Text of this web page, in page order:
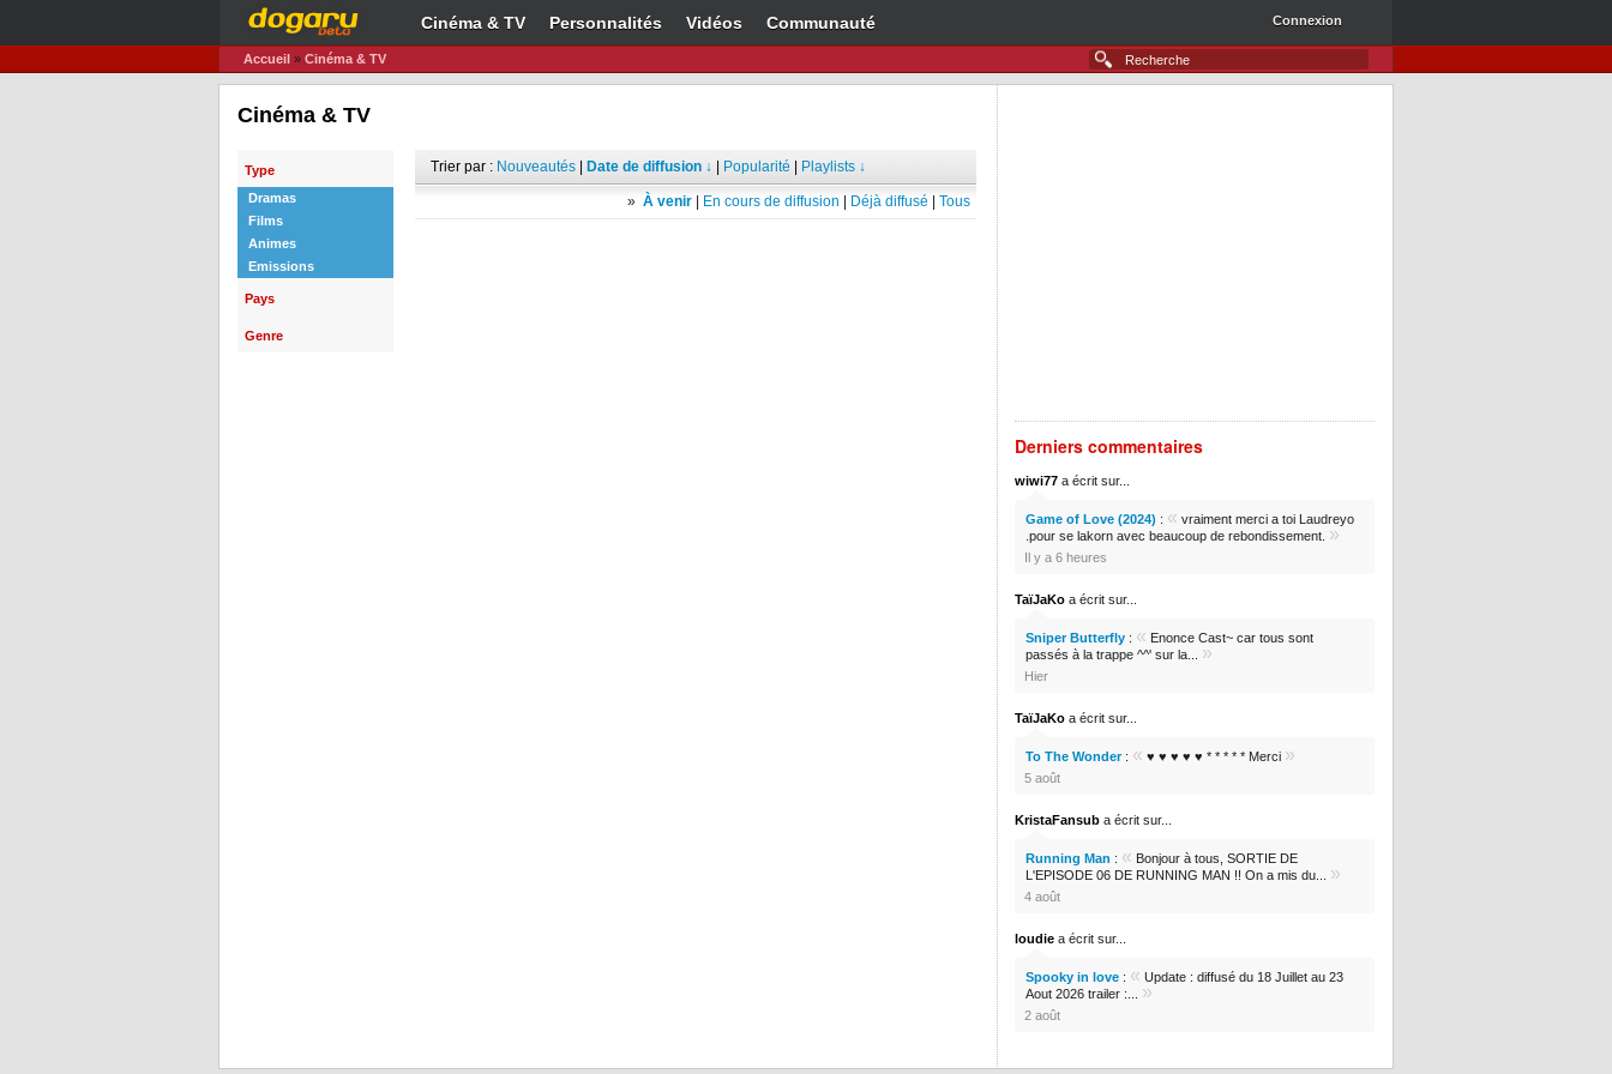
Cinéma & TV Personnalités Vidéos Communauté Connexion
Accueil » Cinéma & TV
Cinéma & TV
Type
Dramas
Films
Animes
Emissions
Pays
Genre
Trier par : Nouveautés Date de diffusion ↓ Popularité Playlists ↓
» À venir En cours de diffusion Déjà diffusé Tous
Derniers commentaires
wiwi77 a écrit sur...
Game of Love (2024) : « vraiment merci a toi Laudreyo
.pour se lakorn avec beaucoup de rebondissement. »
Il y a 6 heures
TaïJaKo a écrit sur...
Sniper Butterfly : « Enonce Cast~ car tous sont
passés à la trappe ^^' sur la... »
Hier
TaïJaKo a écrit sur...
To The Wonder: « ♥ ♥ ♥ ♥ ♥ * * * * * Merci »
5 août
KristaFansub a écrit sur...
Running Man : « Bonjour à tous, SORTIE DE
L'EPISODE 06 DE RUNNING MAN !! On a mis du... »
4 août
loudie a écrit sur...
Spooky in love : « Update : diffusé du 18 Juillet au 23
Aout 2026 trailer :... »
2 août